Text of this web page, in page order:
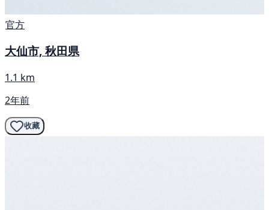
官方
大仙市, 秋田県
1.1 km
2年前
收藏